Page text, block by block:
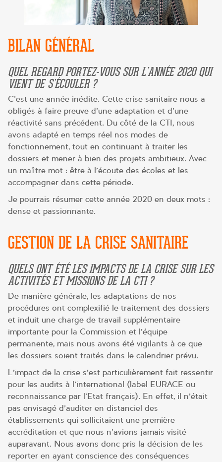
BILAN GÉNÉRAL
QUEL REGARD PORTEZ-VOUS SUR L’ANNÉE 2020 QUI
VIENT DE S’ÉCOULER ?
C’est une année inédite. Cette crise sanitaire nous a
obligés à faire preuve d’une adaptation et d’une
réactivité sans précédent. Du côté de la CTI, nous
avons adapté en temps réel nos modes de
fonctionnement, tout en continuant à traiter les
dossiers et mener à bien des projets ambitieux. Avec
un maître mot : être à l’écoute des écoles et les
accompagner dans cette période.
Je pourrais résumer cette année 2020 en deux mots :
dense et passionnante.
GESTION DE LA CRISE SANITAIRE
QUELS ONT ÉTÉ LES IMPACTS DE LA CRISE SUR LES
ACTIVITÉS ET MISSIONS DE LA CTI ?
De manière générale, les adaptations de nos
procédures ont complexifié le traitement des dossiers
et induit une charge de travail supplémentaire
importante pour la Commission et l’équipe
permanente, mais nous avons été vigilants à ce que
les dossiers soient traités dans le calendrier prévu.
L’impact de la crise s’est particulièrement fait ressentir
pour les audits à l’international (label EURACE ou
reconnaissance par l’Etat français). En effet, il n’était
pas envisagé d’auditer en distanciel des
établissements qui sollicitaient une première
accréditation et que nous n’avions jamais visité
auparavant. Nous avons donc pris la décision de les
reporter en ayant conscience des conséquences